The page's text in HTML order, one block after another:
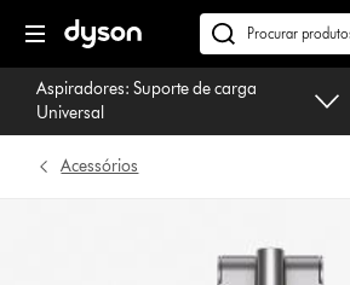
seguinte
Pesquisar
em
dyson.pt
Aspiradores: Suporte de carga
Universal
Acessórios